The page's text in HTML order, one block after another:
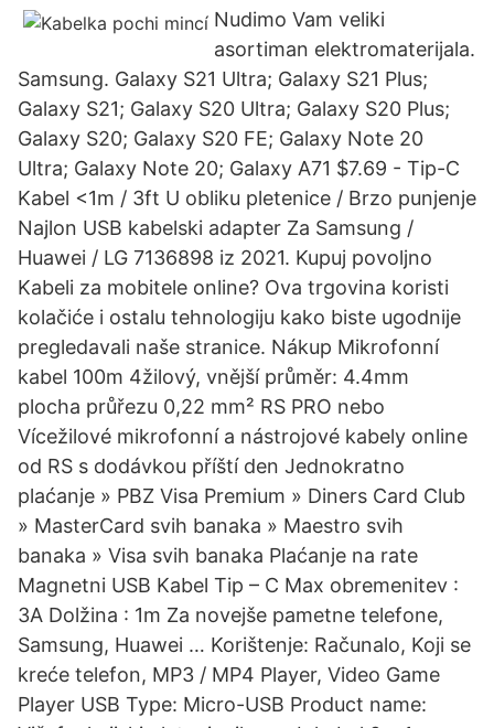
Nudimo Vam veliki
asortiman elektromaterijala.
Samsung. Galaxy S21 Ultra; Galaxy S21 Plus;
Galaxy S21; Galaxy S20 Ultra; Galaxy S20 Plus;
Galaxy S20; Galaxy S20 FE; Galaxy Note 20
Ultra; Galaxy Note 20; Galaxy A71 $7.69 - Tip-C
Kabel <1m / 3ft U obliku pletenice / Brzo punjenje
Najlon USB kabelski adapter Za Samsung /
Huawei / LG 7136898 iz 2021. Kupuj povoljno
Kabeli za mobitele online? Ova trgovina koristi
kolačiće i ostalu tehnologiju kako biste ugodnije
pregledavali naše stranice. Nákup Mikrofonní
kabel 100m 4žilový, vnější průměr: 4.4mm
plocha průřezu 0,22 mm² RS PRO nebo
Vícežilové mikrofonní a nástrojové kabely online
od RS s dodávkou příští den Jednokratno
plaćanje » PBZ Visa Premium » Diners Card Club
» MasterCard svih banaka » Maestro svih
banaka » Visa svih banaka Plaćanje na rate
Magnetni USB Kabel Tip – C Max obremenitev :
3A Dolžina : 1m Za novejše pametne telefone,
Samsung, Huawei … Korištenje: Računalo, Koji se
kreće telefon, MP3 / MP4 Player, Video Game
Player USB Type: Micro-USB Product name: